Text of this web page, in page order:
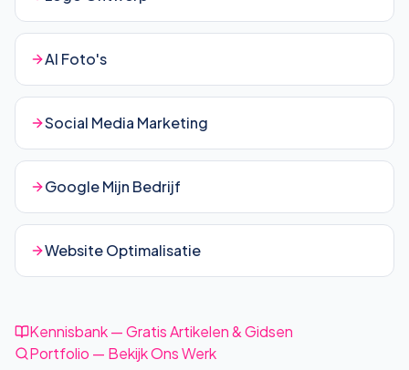
AI Foto's
Social Media Marketing
Google Mijn Bedrijf
Website Optimalisatie
Kennisbank — Gratis Artikelen & Gidsen
Portfolio — Bekijk Ons Werk